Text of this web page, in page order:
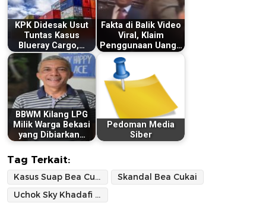
KPK Didesak Usut
Tuntas Kasus
Blueray Cargo,…
Fakta di Balik Video
Viral, Klaim
Penggunaan Uang…
BBWM Kilang LPG
Milik Warga Bekasi
yang Dibiarkan…
Pedoman Media
Siber
Tag Terkait:
Kasus Suap Bea Cukai
Skandal Bea Cukai
Uchok Sky Khadafi (CBA)